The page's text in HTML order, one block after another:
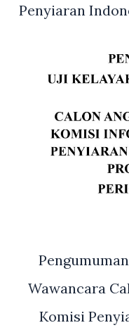
Penyiaran
Wawancara
Komisi